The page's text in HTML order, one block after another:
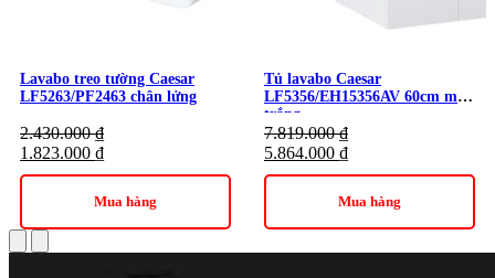
Lavabo treo tường Caesar
LF5263/PF2463 chân lửng
2.430.000₫
1.823.000 ₫
Mua hàng
Tủ lavabo Caesar
LF5356/EH15356AV 60cm màu
trắng
7.819.000₫
5.864.000 ₫
Mua hàng